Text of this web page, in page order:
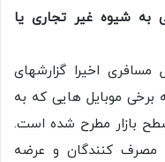
به شیوه غیر تجاری یا
اخیرا گزارشهای
موبایل هایی که به
بازار مطرح شده است.
مصرف کنندگان و عرضه